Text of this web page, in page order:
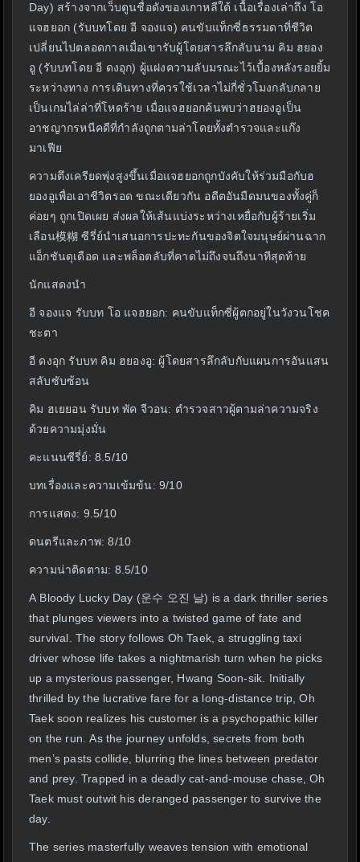
Day) สร้างจากเว็บตูนชื่อดังของเกาหลีใต้ เนื้อเรื่องเล่าถึง โอ
แจฮยอก (รับบทโดย อี จองแจ) คนขับแท็กซี่ธรรมดาที่ชีวิต
เปลี่ยนไปตลอดกาลเมื่อเขารับผู้โดยสารลึกลับนาม คิม ฮยอง
อู (รับบทโดย อี ดงอุก) ผู้แฝงความลับมรณะไว้เบื้องหลังรอยยิ้ม
ระหว่างทาง การเดินทางที่ควรใช้เวลาไม่กี่ชั่วโมงกลับกลาย
เป็นเกมไล่ล่าที่โหดร้าย เมื่อแจฮยอกค้นพบว่าฮยองอูเป็น
อาชญากรหนีคดีที่กำลังถูกตามล่าโดยทั้งตำรวจและแก๊ง
มาเฟีย
ความตึงเครียดพุ่งสูงขึ้นเมื่อแจฮยอกถูกบังคับให้ร่วมมือกับฮ
ยองอูเพื่อเอาชีวิตรอด ขณะเดียวกัน อดีตอันมืดมนของทั้งคู่ก็
ค่อยๆ ถูกเปิดเผย ส่งผลให้เส้นแบ่งระหว่างเหยื่อกับผู้ร้ายเริ่ม
เลือน模糊 ซีรี่ย์นำเสนอการปะทะกันของจิตใจมนุษย์ผ่านฉาก
แอ็กชันดุเดือด และพล็อตลับที่คาดไม่ถึงจนถึงนาทีสุดท้าย
นักแสดงนำ
อี จองแจ รับบท โอ แจฮยอก: คนขับแท็กซี่ผู้ตกอยู่ในวังวนโชค
ชะตา
อี ดงอุก รับบท คิม ฮยองอู: ผู้โดยสารลึกลับกับแผนการอันแสน
สลับซับซ้อน
คิม ฮเยยอน รับบท พัค จีวอน: ตำรวจสาวผู้ตามล่าความจริง
ด้วยความมุ่งมั่น
คะแนนซีรี่ย์: 8.5/10
บทเรื่องและความเข้มข้น: 9/10
การแสดง: 9.5/10
ดนตรีและภาพ: 8/10
ความน่าติดตาม: 8.5/10
A Bloody Lucky Day (운수 오진 날) is a dark thriller series
that plunges viewers into a twisted game of fate and
survival. The story follows Oh Taek, a struggling taxi
driver whose life takes a nightmarish turn when he picks
up a mysterious passenger, Hwang Soon-sik. Initially
thrilled by the lucrative fare for a long-distance trip, Oh
Taek soon realizes his customer is a psychopathic killer
on the run. As the journey unfolds, secrets from both
men’s pasts collide, blurring the lines between predator
and prey. Trapped in a deadly cat-and-mouse chase, Oh
Taek must outwit his deranged passenger to survive the
day.
The series masterfully weaves tension with emotional